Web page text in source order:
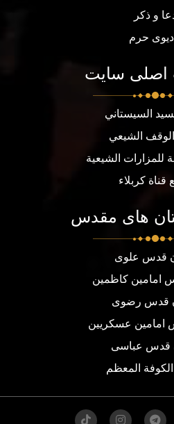
و ذکر
حرم
سایت
السيستاني
الشيعي
للمزارات الشيعية
قناة كربلاء
های مقدس
قدس علوی
امامین کاظمین
قدس رضوی
امامین عسکریین
قدس عباسی
المعظم